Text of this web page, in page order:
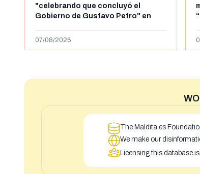
"celebrando que concluyó el
Gobierno de Gustavo Petro" en
de 2024
07/08/2026
The Maldita.es
We make our
Licensing this database